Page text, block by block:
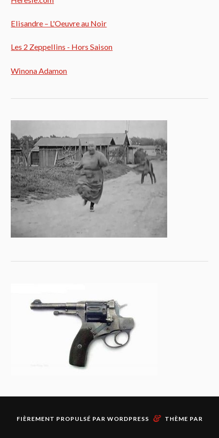
Elisandre – L'Oeuvre au Noir
Les 2 Zeppellins - Hors Saison
Winona Adamon
FIÈREMENT PROPULSÉ PAR WORDPRESS & THÈME PAR